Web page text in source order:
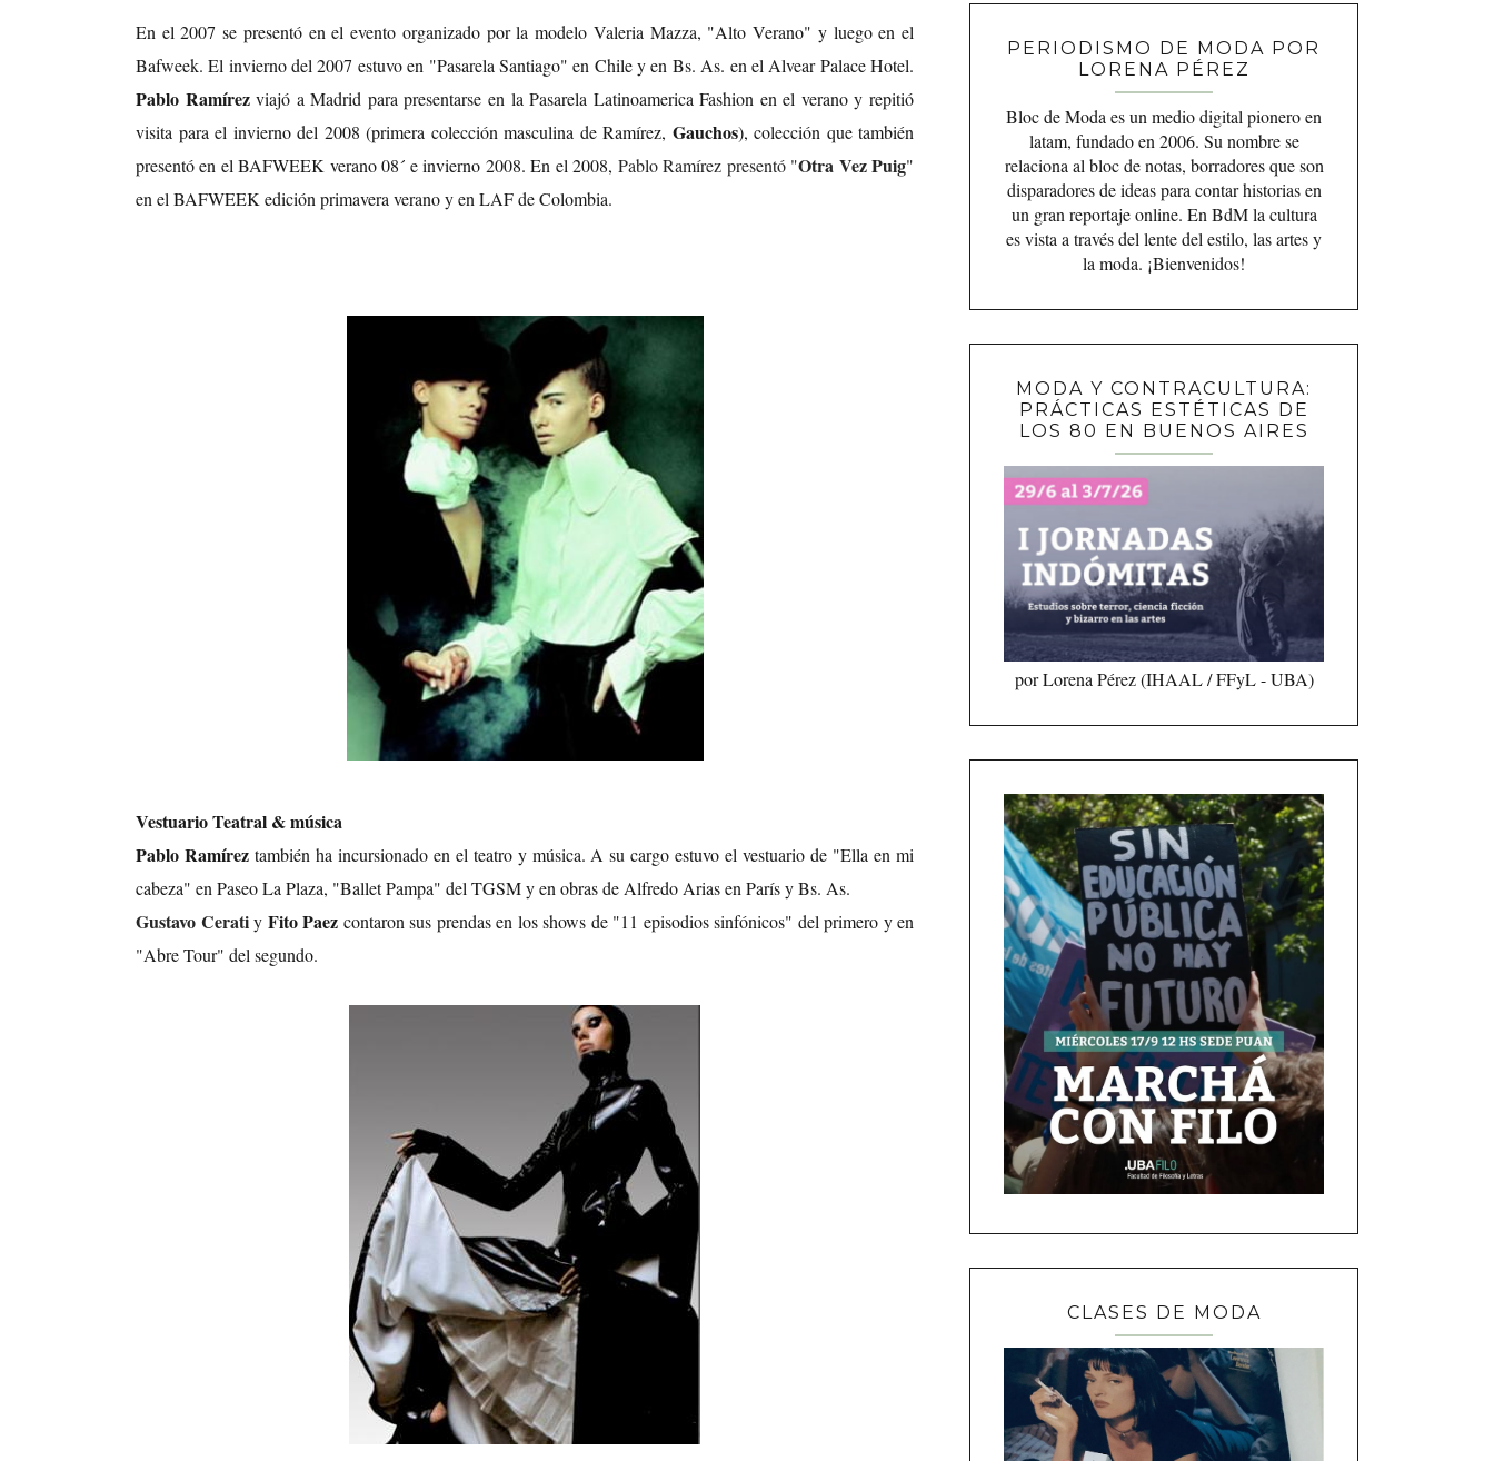
En el 2007 se presentó en el evento organizado por la modelo Valeria Mazza, "Alto Verano" y luego en el
Bafweek. El invierno del 2007 estuvo en "Pasarela Santiago" en Chile y en Bs. As. en el Alvear Palace Hotel.
Pablo Ramírezviajó a Madrid para presentarse en la Pasarela Latinoamerica Fashion en el verano y repitió
visita para el invierno del 2008 (primera colección masculina de Ramírez, Gauchos), colección que también
presentó en el BAFWEEK verano 08´ e invierno 2008. En el 2008, Pablo Ramírez presentó "Otra Vez Puig"
en el BAFWEEK edición primavera verano y en LAF de Colombia.
Vestuario Teatral & música
Pablo Ramíreztambién ha incursionado en el teatro y música. A su cargo estuvo el vestuario de "Ella en mi
cabeza" en Paseo La Plaza, "Ballet Pampa" del TGSM y en obras de Alfredo Arias en París y Bs. As.
Gustavo Ceratiy Fito Paez contaron sus prendas en los shows de "11 episodios sinfónicos" del primero y en
"Abre Tour" del segundo.
PERIODISMO DE MODA POR
LORENA PÉREZ
Bloc de Moda es un medio digital pionero en
latam, fundado en 2006. Su nombre se
relaciona al bloc de notas, borradores que son
disparadores de ideas para contar historias en
un gran reportaje online. En BdM la cultura
es vista a través del lente del estilo, las artes y
la moda. ¡Bienvenidos!
MODA Y CONTRACULTURA:
PRÁCTICAS ESTÉTICAS DE
LOS 80 EN BUENOS AIRES
por Lorena Pérez (IHAAL / FFyL - UBA)
CLASES DE MODA